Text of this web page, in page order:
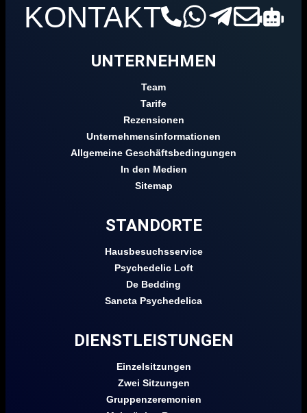
KONTAKT
UNTERNEHMEN
Team
Tarife
Rezensionen
Unternehmensinformationen
Allgemeine Geschäftsbedingungen
In den Medien
Sitemap
STANDORTE
Hausbesuchsservice
Psychedelic Loft
De Bedding
Sancta Psychedelica
DIENSTLEISTUNGEN
Einzelsitzungen
Zwei Sitzungen
Gruppenzeremonien